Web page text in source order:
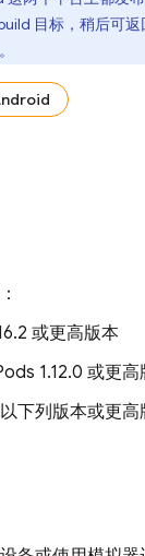
目标，稍后可
或更高版本
1.12.0 或更高
下列版本或更高